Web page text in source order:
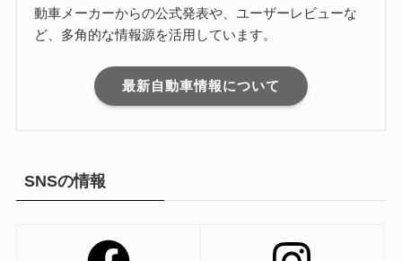
動車メーカーからの公式発表や、ユーザーレビューな
ど、多角的な情報源を活用しています。
最新自動車情報について
SNSの情報